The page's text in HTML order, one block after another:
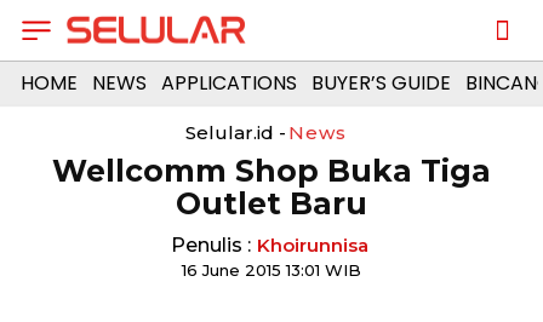
HOME NEWS APPLICATIONS BUYER’S GUIDE
Selular.id - News
Wellcomm Shop Buka Tiga
Outlet Baru
Penulis : Khoirunnisa
16 June 2015 13:01 WIB